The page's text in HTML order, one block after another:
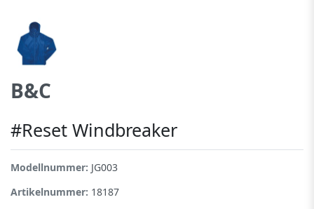
B&C
#Reset Windbreaker
Modellnummer: JG003
Artikelnummer: 18187